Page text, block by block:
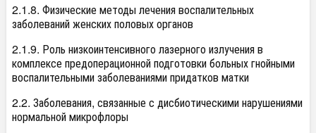
2.1.8. Физические методы лечения воспалительных
заболеваний женских половых органов
2.1.9. Роль низкоинтенсивного лазерного излучения в
комплексе предоперационной подготовки больных гнойными
воспалительными заболеваниями придатков матки
2.2. Заболевания, связанные с дисбиотическими нарушениями
нормальной микрофлоры